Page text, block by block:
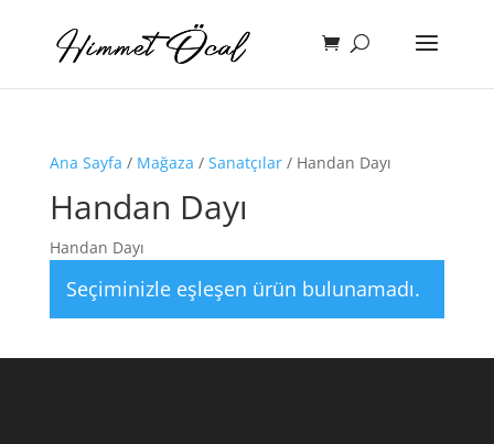
Ana Sayfa / Mağaza / Sanatçılar/ Handan Dayı
Handan Dayı
Handan Dayı
Seçiminizle eşleşen ürün bulunamadı.